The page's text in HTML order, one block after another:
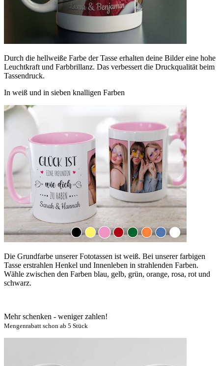
Durch die hellweiße Farbe der Tasse erhalten deine Bilder eine hohe
Leuchtkraft und Farbbrillanz. Das verbessert die Druckqualität beim
Tassendruck.
In weiß und in sieben knalligen Farben
Die Grundfarbe unserer Fototassen ist weiß. Bei unserer farbigen
Tasse erstrahlen Henkel und Innenleben in strahlenden Farben.
Wähle zwischen den Farben blau, gelb, grün, orange, rosa, rot und
schwarz.
Mehr schenken - weniger zahlen!
Mengenrabatt schon ab 5 Stück